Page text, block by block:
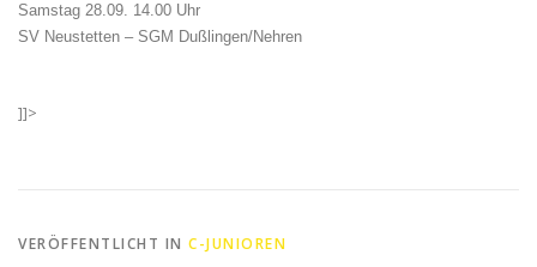
Samstag 28.09. 14.00 Uhr
SV Neustetten – SGM Dußlingen/Nehren
]]>
VERÖFFENTLICHT IN C-JUNIOREN